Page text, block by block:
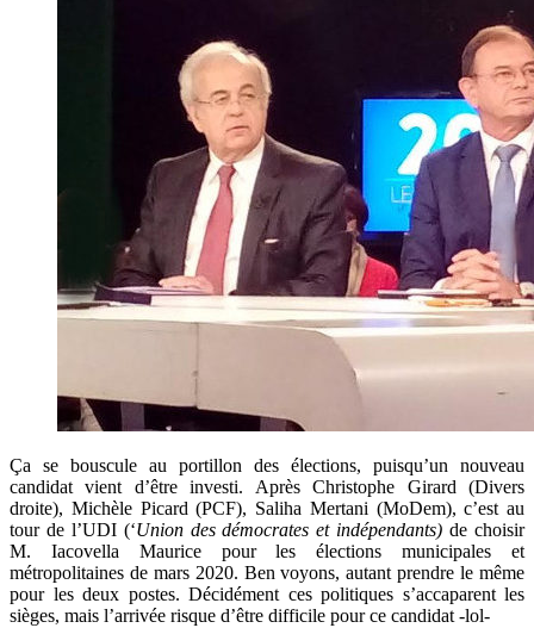
Ça se bouscule au portillon des élections, puisqu’un nouveau
candidat vient d’être investi. Après Christophe Girard (Divers
droite), Michèle Picard (PCF), Saliha Mertani (MoDem), c’est au
tour de l’UDI (‘Union des démocrates et indépendants)de choisir
M. Iacovella Maurice pour les élections municipales et
métropolitaines de mars 2020. Ben voyons, autant prendre le même
pour les deux postes. Décidément ces politiques s’accaparent les
sièges, mais l’arrivée risque d’être difficile pour ce candidat -lol-